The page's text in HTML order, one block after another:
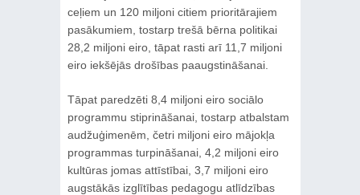
ceļiem un 120 miljoni citiem prioritārajiem
pasākumiem, tostarp trešā bērna politikai
28,2 miljoni eiro, tāpat rasti arī 11,7 miljoni
eiro iekšējās drošības paaugstināšanai.
Tāpat paredzēti 8,4 miljoni eiro sociālo
programmu stiprināšanai, tostarp atbalstam
audžuģimenēm, četri miljoni eiro mājokļa
programmas turpināšanai, 4,2 miljoni eiro
kultūras jomas attīstībai, 3,7 miljoni eiro
augstākās izglītības pedagogu atlīdzības